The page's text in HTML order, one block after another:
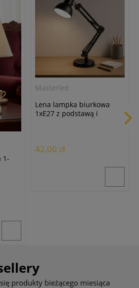
1-
Masterled
Lena lampka biurkowa
1xE27 z podstawą i
42,00 zł
produkty bieżącego miesiąca